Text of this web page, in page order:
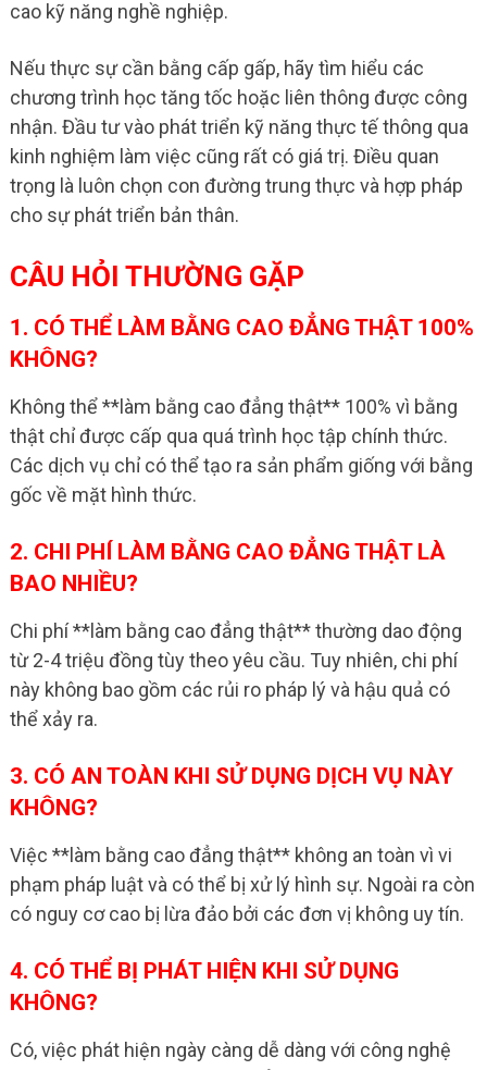
cao kỹ năng nghề nghiệp.
Nếu thực sự cần bằng cấp gấp, hãy tìm hiểu các
chương trình học tăng tốc hoặc liên thông được công
nhận. Đầu tư vào phát triển kỹ năng thực tế thông qua
kinh nghiệm làm việc cũng rất có giá trị. Điều quan
trọng là luôn chọn con đường trung thực và hợp pháp
cho sự phát triển bản thân.
CÂU HỎI THƯỜNG GẶP
1. CÓ THỂ LÀM BẰNG CAO ĐẲNG THẬT 100%
KHÔNG?
Không thể **làm bằng cao đẳng thật** 100% vì bằng
thật chỉ được cấp qua quá trình học tập chính thức.
Các dịch vụ chỉ có thể tạo ra sản phẩm giống với bằng
gốc về mặt hình thức.
2. CHI PHÍ LÀM BẰNG CAO ĐẲNG THẬT LÀ
BAO NHIỀU?
Chi phí **làm bằng cao đẳng thật** thường dao động
từ 2-4 triệu đồng tùy theo yêu cầu. Tuy nhiên, chi phí
này không bao gồm các rủi ro pháp lý và hậu quả có
thể xảy ra.
3. CÓ AN TOÀN KHI SỬ DỤNG DỊCH VỤ NÀY
KHÔNG?
Việc **làm bằng cao đẳng thật** không an toàn vì vi
phạm pháp luật và có thể bị xử lý hình sự. Ngoài ra còn
có nguy cơ cao bị lừa đảo bởi các đơn vị không uy tín.
4. CÓ THỂ BỊ PHÁT HIỆN KHI SỬ DỤNG
KHÔNG?
Có, việc phát hiện ngày càng dễ dàng với công nghệ